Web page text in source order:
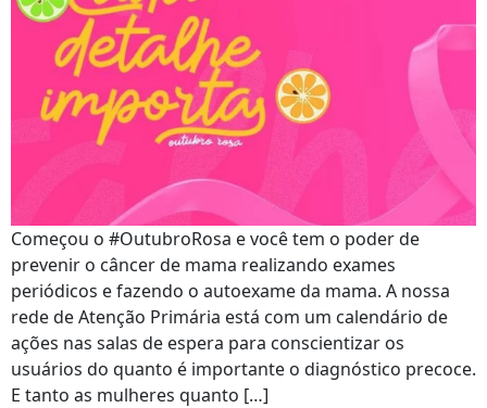
Começou o #OutubroRosa e você tem o poder de
prevenir o câncer de mama realizando exames
periódicos e fazendo o autoexame da mama. A nossa
rede de Atenção Primária está com um calendário de
ações nas salas de espera para conscientizar os
usuários do quanto é importante o diagnóstico precoce.
E tanto as mulheres quanto […]